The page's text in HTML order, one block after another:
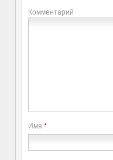
Комментарий
Имя *